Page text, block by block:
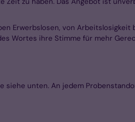
Erwerbslosen, von
Wortes ihre Stimme für mehr
siehe unten. An jedem